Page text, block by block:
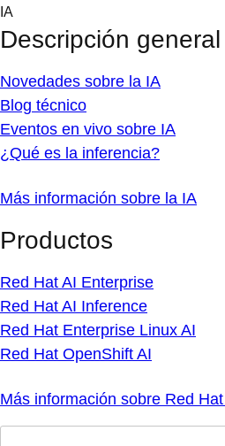
Skip
content
IA
Descripción general
Novedades sobre la IA
Blog técnico
Eventos en vivo sobre IA
¿Qué es la inferencia?
Más información sobre la IA
Productos
Red Hat AI Enterprise
Red Hat AI Inference
Red Hat Enterprise Linux AI
Red Hat OpenShift AI
Más información sobre Red